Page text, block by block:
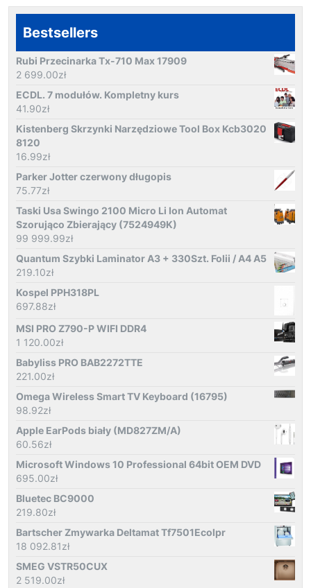
Bestsellers
Rubi Przecinarka Tx-710 Max 17909
2 699.00zł
ECDL. 7 modułów. Kompletny kurs
41.90zł
Kistenberg Skrzynki Narzędziowe Tool Box Kcb3020
8120
16.99zł
Parker Jotter czerwony długopis
75.77zł
Taski Usa Swingo 2100 Μicro Li Ion Automat
Szorująco Zbierający (7524949K)
99 999.99zł
Quantum Szybki Laminator A3 + 330Szt. Folii / A4 A5
219.10zł
Kospel PPH318PL
697.88zł
MSI PRO Z790-P WIFI DDR4
1 120.00zł
Babyliss PRO BAB2272TTE
221.00zł
Omega Wireless Smart TV Keyboard (16795)
98.92zł
Apple EarPods biały (MD827ZM/A)
60.56zł
Microsoft Windows 10 Professional 64bit OEM DVD
695.00zł
Bluetec BC9000
219.80zł
Bartscher Zmywarka Deltamat Tf7501Ecolpr
18 092.81zł
SMEG VSTR50CUX
2 519.00zł